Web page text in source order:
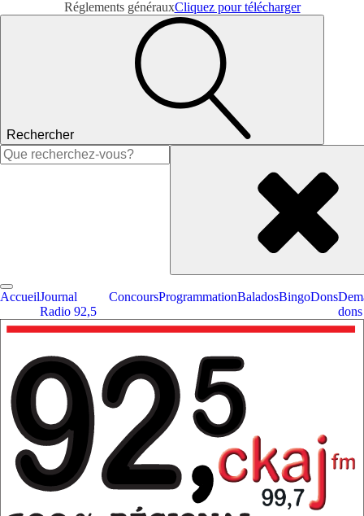
Réglements générauxCliquez pour télécharger
Rechercher
Rechercher :
AccueilJournal
Radio 92,5
ConcoursProgrammationBaladosBingoDons
dons